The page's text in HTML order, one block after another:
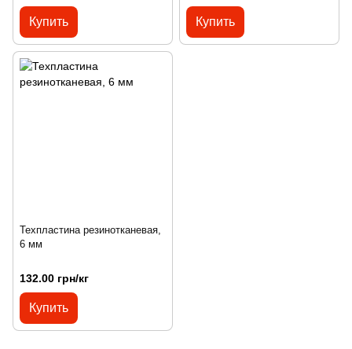
Купить Купить
Техпластина резинотканевая,
6 мм
132.00 грн/кг
Купить